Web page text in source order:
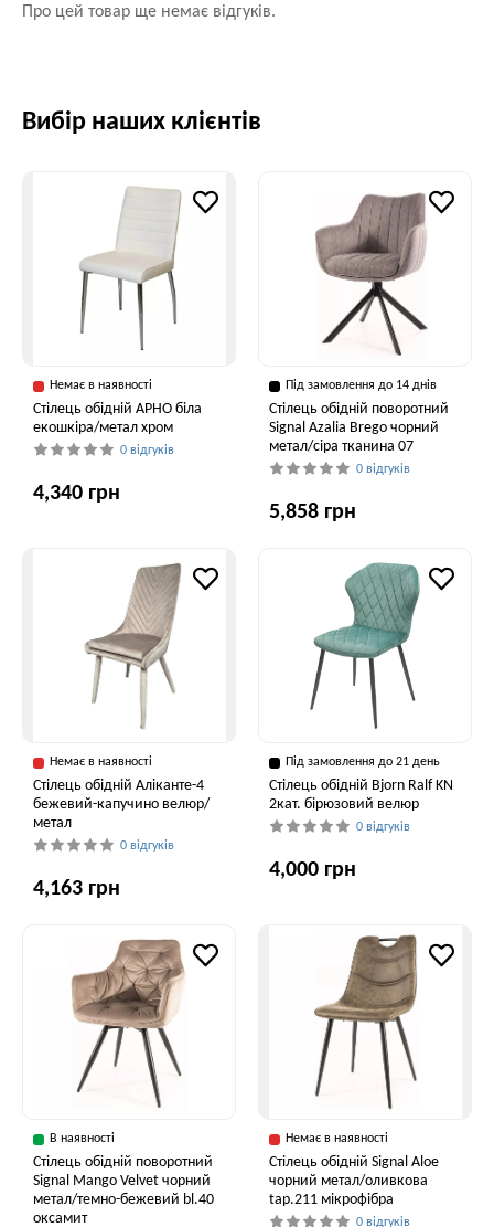
Про цей товар ще немає відгуків.
Вибір наших клієнтів
Немає в наявності
Стілець обідній АРНО біла
екошкіра/метал хром
0 відгуків
4,340 грн
Під замовлення до 14 днів
Стілець обідній поворотний
Signal Azalia Brego чорний
метал/сіра тканина 07
0 відгуків
5,858 грн
Немає в наявності
Стілець обідній Аліканте-4
бежевий-капучино велюр/
метал
0 відгуків
4,163 грн
Під замовлення до 21 день
Стілець обідній Bjorn Ralf KN
2кат. бірюзовий велюр
0 відгуків
4,000 грн
В наявності
Стілець обідній поворотний
Signal Mango Velvet чорний
метал/темно-бежевий bl.40
оксамит
Немає в наявності
Стілець обідній Signal Aloe
чорний метал/оливкова
tap.211 мікрофібра
0 відгуків